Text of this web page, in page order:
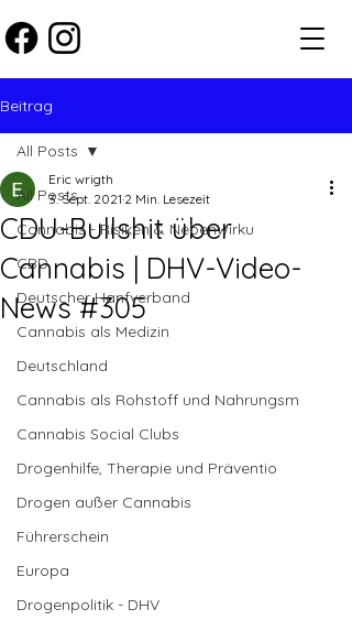
Beitrag
All Posts
Cannabis - Risiken & Nebenwirku
CBD
Deutscher Hanfverband
Cannabis als Medizin
Deutschland
Cannabis als Rohstoff und Nahrungsm
Cannabis Social Clubs
Drogenhilfe, Therapie und Präventio
Drogen außer Cannabis
Führerschein
Europa
Drogenpolitik - DHV
All Posts
CDU-Bullshit über
Cannabis | DHV-Video-
News #305
Eric wrigth
3. Sept. 2021 2 Min. Lesezeit